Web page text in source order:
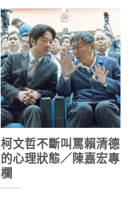
柯文哲不斷叫罵賴清德
的心理狀態／陳嘉宏專
欄